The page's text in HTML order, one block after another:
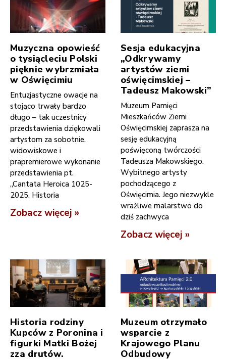
Muzyczna opowieść
o tysiącleciu Polski
pięknie wybrzmiała
w Oświęcimiu
Entuzjastyczne owacje na
stojąco trwały bardzo
długo – tak uczestnicy
przedstawienia dziękowali
artystom za sobotnie,
widowiskowe i
prapremierowe wykonanie
przedstawienia pt.
„Cantata Heroica 1025-
2025. Historia
Zobacz więcej »
Sesja edukacyjna
„Odkrywamy
artystów ziemi
oświęcimskiej –
Tadeusz Makowski”
Muzeum Pamięci
Mieszkańców Ziemi
Oświęcimskiej zaprasza na
sesję edukacyjną
poświęconą twórczości
Tadeusza Makowskiego.
Wybitnego artysty
pochodzącego z
Oświęcimia. Jego niezwykle
wrażliwe malarstwo do
dziś zachwyca
Zobacz więcej »
Historia rodziny
Kupców z Poronina i
figurki Matki Bożej
zza drutów.
Muzeum otrzymało
wsparcie z
Krajowego Planu
Odbudowy